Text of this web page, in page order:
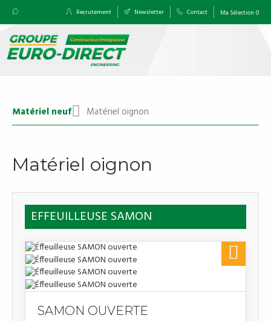
Recrutement Newsletter Contact Ma Sélection 0
Matériel neuf Matériel oignon
Matériel oignon
EFFEUILLEUSE SAMON

SAMON OUVERTE